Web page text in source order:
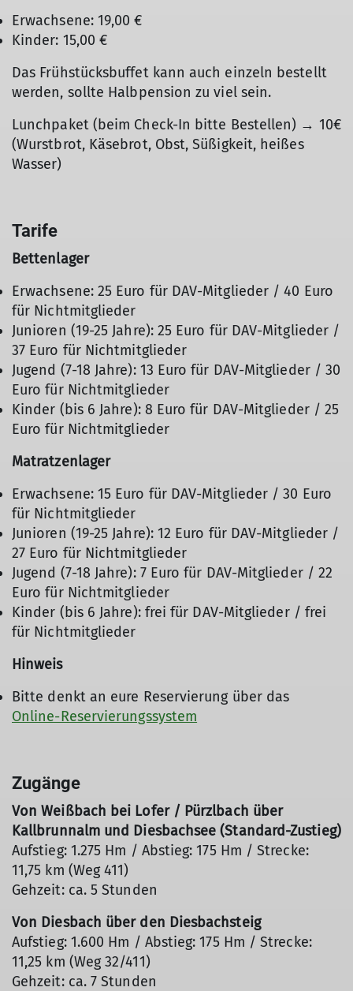
Erwachsene: 19,00 €
Kinder: 15,00 €
Das Frühstücksbuffet kann auch einzeln bestellt
werden, sollte Halbpension zu viel sein.
Lunchpaket (beim Check-In bitte Bestellen) → 10€
(Wurstbrot, Käsebrot, Obst, Süßigkeit, heißes
Wasser)
Tarife
Bettenlager
Erwachsene: 25 Euro für DAV-Mitglieder / 40 Euro
für Nichtmitglieder
Junioren (19-25 Jahre): 25 Euro für DAV-Mitglieder /
37 Euro für Nichtmitglieder
Jugend (7-18 Jahre): 13 Euro für DAV-Mitglieder / 30
Euro für Nichtmitglieder
Kinder (bis 6 Jahre): 8 Euro für DAV-Mitglieder / 25
Euro für Nichtmitglieder
Matratzenlager
Erwachsene: 15 Euro für DAV-Mitglieder / 30 Euro
für Nichtmitglieder
Junioren (19-25 Jahre): 12 Euro für DAV-Mitglieder /
27 Euro für Nichtmitglieder
Jugend (7-18 Jahre): 7 Euro für DAV-Mitglieder / 22
Euro für Nichtmitglieder
Kinder (bis 6 Jahre): frei für DAV-Mitglieder / frei
für Nichtmitglieder
Hinweis
Bitte denkt an eure Reservierung über das
Online-Reservierungssystem
Zugänge
Von Weißbach bei Lofer / Pürzlbach über
Kallbrunnalm und Diesbachsee (Standard-Zustieg)
Aufstieg: 1.275 Hm / Abstieg: 175 Hm / Strecke:
11,75 km (Weg 411)
Gehzeit: ca. 5 Stunden
Von Diesbach über den Diesbachsteig
Aufstieg: 1.600 Hm / Abstieg: 175 Hm / Strecke:
11,25 km (Weg 32/411)
Gehzeit: ca. 7 Stunden